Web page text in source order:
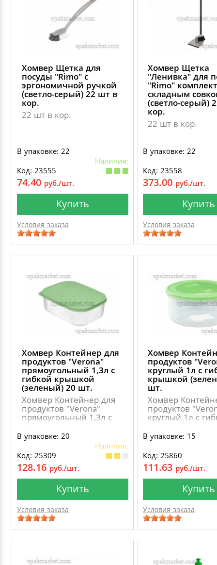
ПАКЕТЫ СЛАЙДЕРЫ И ЗИПЛОКИ ( ZIP
ПАКЕТЫ С ПЕТЛЕВЫМИ РУЧКАМИ
ПАКЕТЫ С ВЫРУБНЫМИ РУЧКАМИ
КУРЬЕРСКИЕ И ПОЧТОВЫЕ ПАКЕТЫ
ДЕКОРАТИВНЫЕ УКРАШЕНИЯ
УПАКОВКА ДЛЯ ТОРТОВ
УПАКОВКА ДЛЯ ЯИЦ
ВАТНО-БУМАЖНАЯ ПРОДУКЦИЯ
САЛФЕТКИ, ПОЛОТЕНЦА
САЛФЕТКИ ВЛАЖНЫЕ
ТУАЛЕТНАЯ БУМАГА
ИЗОЛЕНТЫ
КРЕППИРОВАННЫЕ ЛЕНТЫ
СКЛАДСКАЯ УПАКОВКА
СТИРАЛЬНЫЕ ПОРОШКИ
КОНДИЦИОНЕРЫ ДЛЯ БЕЛЬЯ
СРЕДСТВА ДЛЯ УБОРКИ И ЧИСТКИ
СРЕДСТВА ДЛЯ МЫТЬЯ ПОСУДЫ
ФЛОРЕАЛЬ
СИНЕРГЕТИК
АВТОХИМИЯ
Хомвер Щетка для
посуды "Rimo" с
эргономичной ручкой
(светло-серый) 22 шт в
кор.
22 шт в кор.
В упаковке: 22
Наличие:
Код: 23555
74.40 руб./шт.
Купить
Условия заказа
Хомвер Щетка
"Ленивка" для
"Rimo"
складным
(светло-серый)
кор.
22 шт в кор.
В упаковке: 22
Код: 23558
373.00 руб./шт.
Купить
Условия заказа
Хомвер Контейнер для
продуктов "Verona"
прямоугольный 1,3л с
гибкой крышкой
(зеленый) 20 шт.
Хомвер Контейнер для
продуктов "Verona"
прямоугольный 1,3л с
гибкой крышкой
(зеленый) 20 шт.
В упаковке: 20
Наличие:
Код: 25309
128.16 руб./шт.
Купить
Условия заказа
Хомвер
продуктов
круглый 1л с
крышкой
шт.
Хомвер
продуктов
круглый 1л с
крышкой
шт.
В упаковке: 15
Код: 25860
111.63 руб./шт.
Купить
Условия заказа